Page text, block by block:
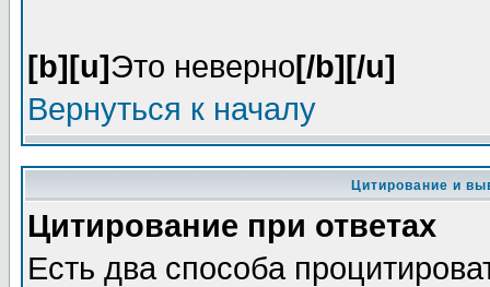
[b][u]Это неверно[/b][/u]
Вернуться к началу
Цитирование и
Цитирование при ответах
Есть два способа